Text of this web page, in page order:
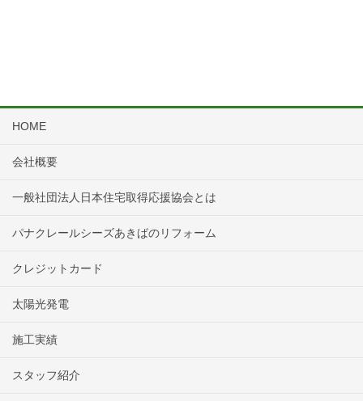
HOME
会社概要
一般社団法人日本住宅取得応援協会とは
パナクレールシーズあきばのリフォーム
クレジットカード
太陽光発電
施工実績
スタッフ紹介